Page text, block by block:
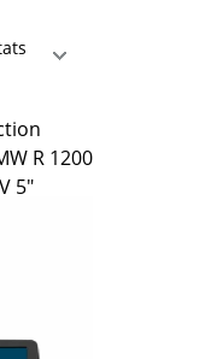
R 1200
5"